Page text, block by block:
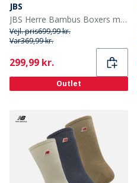
JBS
JBS Herre Bambus Boxers med seks pakning Multifarvet
Vejl. pris699,99 kr.
Var369,99 kr.
Current
299,99 kr.
Outlet